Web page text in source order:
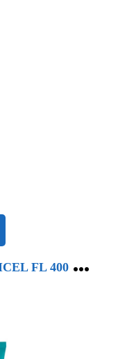
A
VENE CLEANANCE EAU MICEL FL 400 ML 1